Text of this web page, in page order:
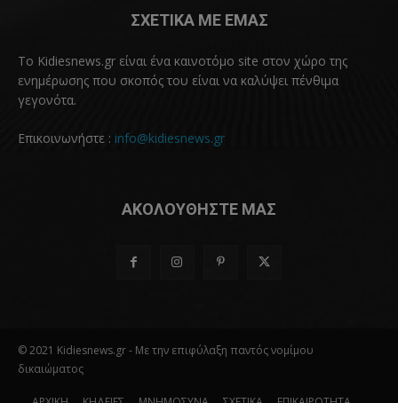
ΣΧΕΤΙΚΑ ΜΕ ΕΜΑΣ
Το Kidiesnews.gr είναι ένα καινοτόμο site στον χώρο της
ενημέρωσης που σκοπός του είναι να καλύψει πένθιμα
γεγονότα.
Επικοινωνήστε : info@kidiesnews.gr
ΑΚΟΛΟΥΘΗΣΤΕ ΜΑΣ
© 2021 Kidiesnews.gr - Με την επιφύλαξη παντός νομίμου
δικαιώματος